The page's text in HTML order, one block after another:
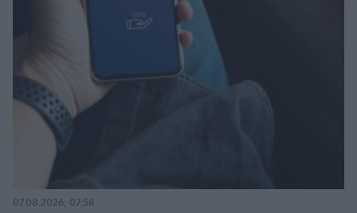
07.08.2026, 07:58